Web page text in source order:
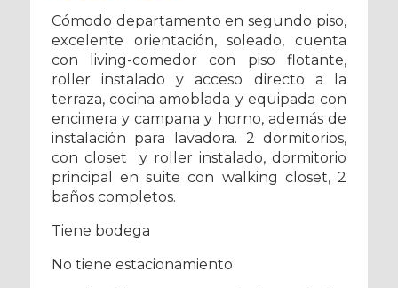
Cómodo departamento en segundo piso,
excelente orientación, soleado, cuenta
con living-comedor con piso flotante,
roller instalado y acceso directo a la
terraza, cocina amoblada y equipada con
encimera y campana y horno, además de
instalación para lavadora. 2 dormitorios,
con closet y roller instalado, dormitorio
principal en suite con walking closet, 2
baños completos.
Tiene bodega
No tiene estacionamiento